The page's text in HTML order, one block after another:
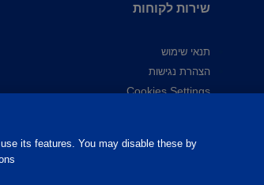
שירות לקוחות
תנאי שימוש
הצהרת נגישות
Cookies Settings
מדיניות קובצי Cookie
its features. You may disable these by